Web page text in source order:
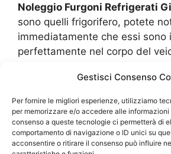
Gestisci Consenso
Per fornire le migliori esperienze, utilizziamo
per memorizzare e/o accedere alle
consenso a queste tecnologie ci permetterà di
comportamento di navigazione o ID unici su
acconsentire o ritirare il consenso può influire
Noleggio Furgoni Refrigerati
sono quelli frigorifero, potete
immediatamente che essi sono
perfettamente nel corpo del
offrono temperature sotto lo 0°
costruiti integrati nel veicolo
struttura di raffreddamento
del motore refrigerante
unito al motore stesso, quindi